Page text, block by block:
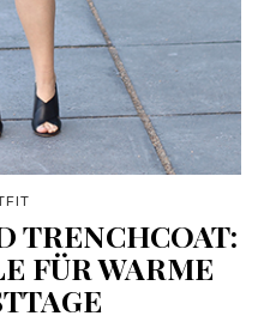
TRENCHCOAT:
FÜR WARME